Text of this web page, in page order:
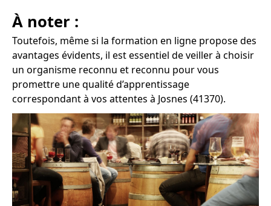
À noter :
Toutefois, même si la formation en ligne propose des
avantages évidents, il est essentiel de veiller à choisir
un organisme reconnu et reconnu pour vous
promettre une qualité d’apprentissage
correspondant à vos attentes à Josnes (41370).